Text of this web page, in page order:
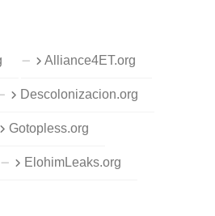
Alliance4ET.org
Descolonizacion.org
Gotopless.org
ElohimLeaks.org